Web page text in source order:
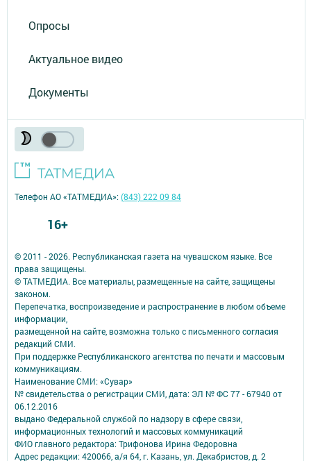
Опросы
Актуальное видео
Документы
© 2011 - 2026. Республиканская газета на чувашском языке. Все
права защищены.
© ТАТМЕДИА. Все материалы, размещенные на сайте, защищены
законом.
Перепечатка, воспроизведение и распространение в любом объеме
информации,
размещенной на сайте, возможна только с письменного согласия
редакций СМИ.
При поддержке Республиканского агентства по печати и массовым
коммуникациям.
Наименование СМИ: «Сувар»
№ свидетельства о регистрации СМИ, дата: ЭЛ № ФС 77 - 67940 от
06.12.2016
выдано Федеральной службой по надзору в сфере связи,
информационных технологий и массовых коммуникаций
ФИО главного редактора: Трифонова Ирина Федоровна
Адрес редакции: 420066, а/я 64, г. Казань, ул. Декабристов, д. 2
Телефон АО «ТАТМЕДИА»:(843) 222 09 84
16+